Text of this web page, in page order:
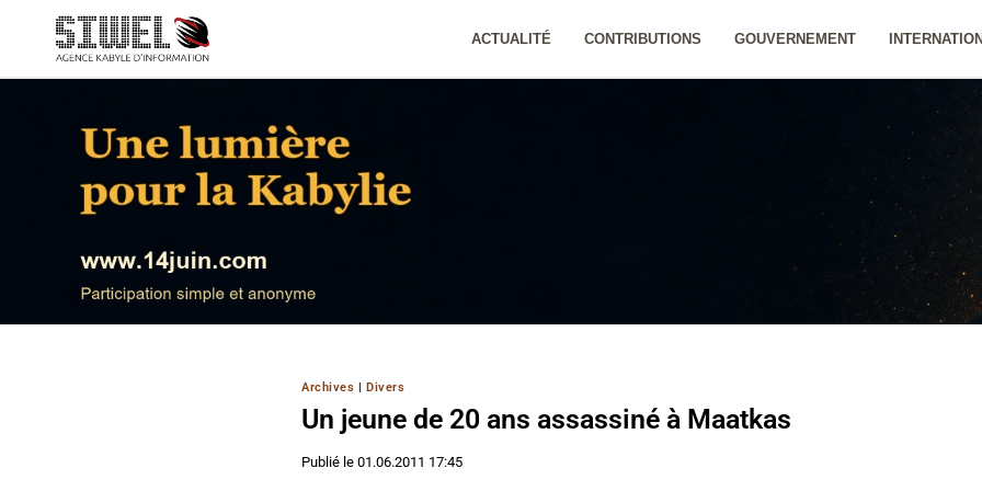
contenu
ACTUALITÉ CONTRIBUTIONS GOUVERNEMENT
Archives |Divers
Un jeune de 20 ans assassiné à Maatkas
Publié le 01.06.2011 17:45